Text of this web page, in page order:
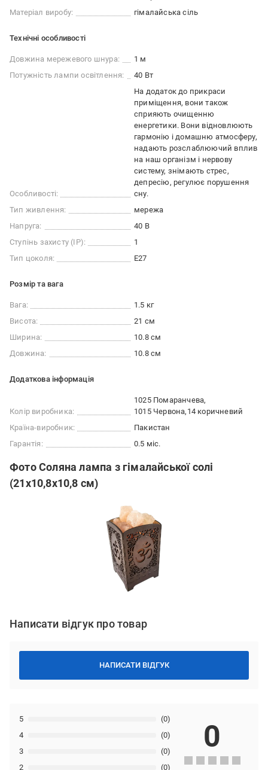
Матеріал виробу:
гімалайська сіль
Технічні особливості
Довжина мережевого шнура:
1 м
Потужність лампи освітлення:
40 Вт
Особливості:
На додаток до прикраси
приміщення, вони також
сприяють очищенню
енергетики. Вони відновлюють
гармонію і домашню атмосферу,
надають розслаблюючий вплив
на наш організм і нервову
систему, знімають стрес,
депресію, регулює порушення
сну.
Тип живлення:
мережа
Напруга:
40 В
Ступінь захисту (IP):
1
Тип цоколя:
E27
Розмір та вага
Вага:
1.5 кг
Висота:
21 см
Ширина:
10.8 см
Довжина:
10.8 см
Додаткова інформація
Колір виробника:
1025 Помаранчева
1015 Червона 14 коричневий
Країна-виробник:
Пакистан
Гарантія:
0.5 міс.
Фото Соляна лампа з гімалайської солі
(21х10,8х10,8 cм)
Написати відгук про товар
НАПИСАТИ ВІДГУК
2 (0)
3 (0)
4 (0)
5 (0)
0